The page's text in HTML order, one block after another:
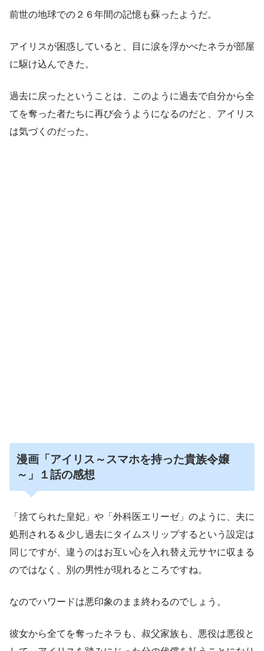
前世の地球での２６年間の記憶も蘇ったようだ。
アイリスが困惑していると、目に涙を浮かべたネラが部屋
に駆け込んできた。
過去に戻ったということは、このように過去で自分から全
てを奪った者たちに再び会うようになるのだと、アイリス
は気づくのだった。
漫画「アイリス～スマホを持った貴族令嬢
～」１話の感想
「捨てられた皇妃」や「外科医エリーゼ」のように、夫に
処刑される＆少し過去にタイムスリップするという設定は
同じですが、違うのはお互い心を入れ替え元サヤに収まる
のではなく、別の男性が現れるところですね。
なのでハワードは悪印象のまま終わるのでしょう。
彼女から全てを奪ったネラも、叔父家族も、悪役は悪役と